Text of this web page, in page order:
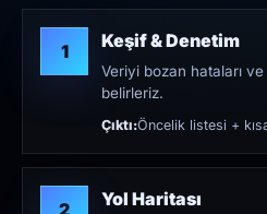
1 Keşif & Denetim
Veriyi bozan hataları
belirleriz.
Çıktı:Öncelik listesi +
Yol Haritası